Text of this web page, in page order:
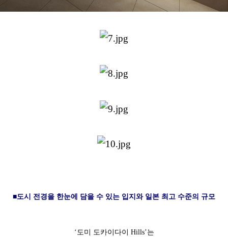
■도시 전경을 한눈에 담을 수 있는 입지와 일본 최고 수준의 규모
‘도미 도카이다이 Hills’는